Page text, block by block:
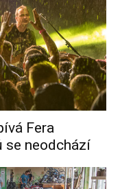
Fera
se neodchází